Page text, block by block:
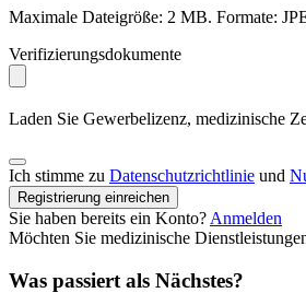
Maximale Dateigröße: 2 MB. Formate:
Verifizierungsdokumente
Laden Sie Gewerbelizenz, medizinische
Ich stimme zu Datenschutzrichtlinie und
Registrierung einreichen
Sie haben bereits ein Konto? Anmelden
Möchten Sie medizinische
Was passiert als Nächstes?